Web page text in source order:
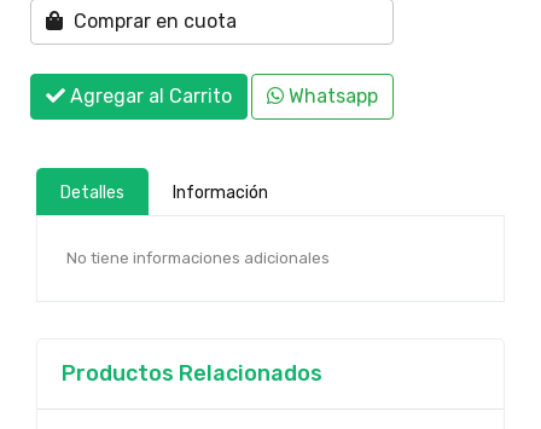
Comprar en cuota
Agregar al Carrito Whatsapp
Detalles Información
No tiene informaciones adicionales
Productos Relacionados